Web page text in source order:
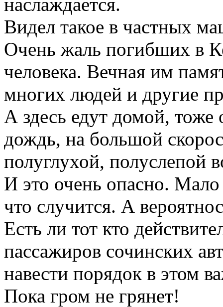
Видел такое в частных
Очень жаль погибших в
человека. Вечная им
многих людей и другие
А здесь едут домой, тоже
дождь, на большой
полуглухой, полуслепой
И это очень опасно.
что случится. А
Есть ли тот кто
пассажиров сочинских
навести порядок в этом
Пока гром не грянет!